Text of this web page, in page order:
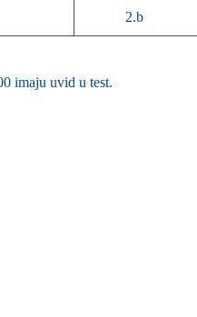
2.b
imaju uvid u test.